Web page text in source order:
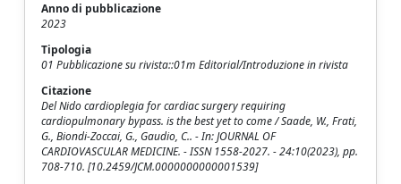
Anno di pubblicazione
2023
Tipologia
01 Pubblicazione su rivista::01m Editorial/Introduzione in rivista
Citazione
Del Nido cardioplegia for cardiac surgery requiring
cardiopulmonary bypass. is the best yet to come / Saade, W., Frati,
G., Biondi-Zoccai, G., Gaudio, C.. - In: JOURNAL OF
CARDIOVASCULAR MEDICINE. - ISSN 1558-2027. - 24:10(2023), pp.
708-710. [10.2459/JCM.0000000000001539]